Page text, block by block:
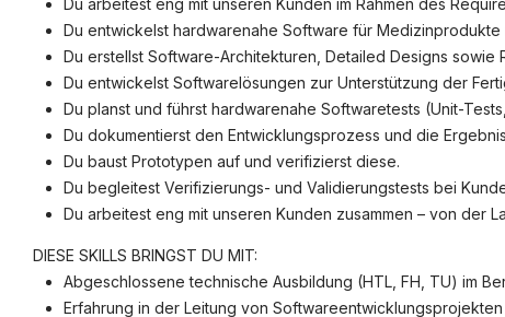
Du arbeitest eng mit unseren Kunden im Rahmen des
Du entwickelst hardwarenahe Software für
Du erstellst Software-Architekturen, Detailed Designs sowie
Du entwickelst Softwarelösungen zur Unterstützung der
Du planst und führst hardwarenahe Softwaretests (Unit-
Du dokumentierst den Entwicklungsprozess und die
Du baust Prototypen auf und verifizierst diese.
Du begleitest Verifizierungs- und Validierungstests bei
Du arbeitest eng mit unseren Kunden zusammen – von der
DIESE SKILLS BRINGST DU MIT:
Abgeschlossene technische Ausbildung (HTL, FH, TU) im
Erfahrung in der Leitung von
Datenschutz